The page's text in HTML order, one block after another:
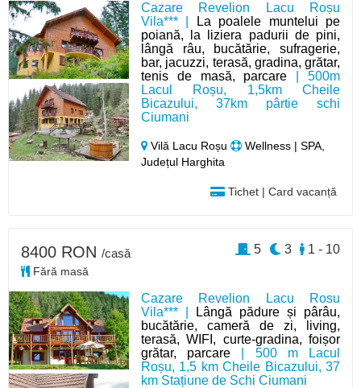
Cazare Revelion Lacu Roșu
Vila*** |
La poalele muntelui pe
poiană, la liziera padurii de pini,
lângă râu, bucătărie, sufragerie,
bar, jacuzzi, terasă, gradina, grătar,
tenis de masă, parcare | 500m
Lacul Roșu, 1,5km Cheile
Bicazului, 37km pârtie schi
Ciumani
Vilă Lacu Roșu
Wellness | SPA,
Județul Harghita
Tichet | Card vacanță
Cazare Revelion Lacu Rosu
Vila*** |
Lângă pădure și pârâu,
bucătărie, cameră de zi, living,
terasă, WIFI, curte-gradina, foișor
grătar, parcare | 500 m Lacul
Roșu, 1,5 km Cheile Bicazului, 37
km Stațiune de Schi Ciumani
8400 RON /casă
Fără masă
1 - 10
3
5